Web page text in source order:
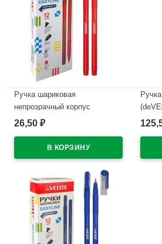
Ручка шариковая
непрозрачный корпус
(deVENTE) Простые линии
игла красный корпус
арт.5073628
В наличии
26,50 ₽